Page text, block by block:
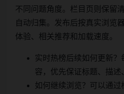
不同问题角度。栏目页则保留
自动归集。发布后按真实浏览
体验、相关推荐和加载速度。
实时热榜后续如何更新？
容，优先保证标题、描述
如何继续浏览？可以通